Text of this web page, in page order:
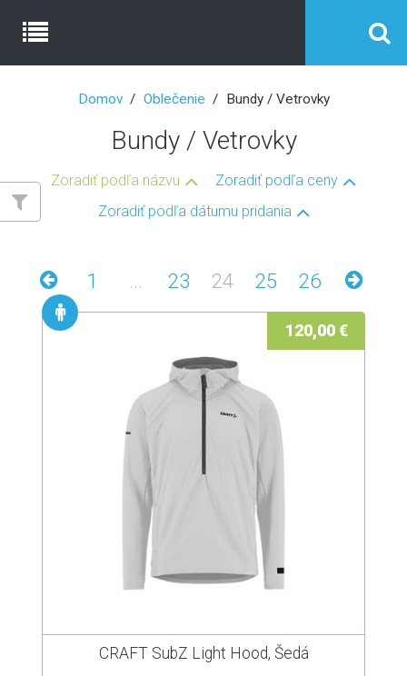
Domov Oblečenie Bundy / Vetrovky
Bundy / Vetrovky
Zoradiť podľa názvu
Zoradiť podľa ceny
Zoradiť podľa dátumu pridania
1 ... 23 24 25 26
120,00 €
CRAFT SubZ Light Hood, Šedá